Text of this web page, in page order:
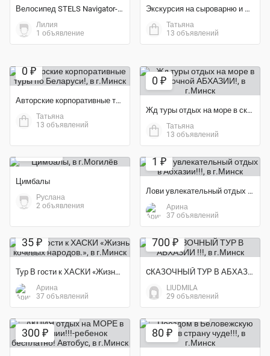
Велосипед STELS Navigator-460 MD 24 Красный
Лилия
1 объявление
Экскурсия на сыроварню и пивоварню + Гольшаны и Крево
Татьяна
13 объявлений
0 ₽
Авторские корпоративные туры по Беларуси!
Татьяна
13 объявлений
0 ₽
Жд туры отдых на море в сказочной АБХАЗИИ!
Татьяна
13 объявлений
Цимбалы
Руслана
2 объявления
1 ₽
Лови увлекательный отдых в Абхазии!!!
Арина
37 объявлений
35 ₽
Тур В гости к ХАСКИ «Жизнь кочевых народов.»
Арина
37 объявлений
700 ₽
CКАЗОЧНЫЙ ТУР В АБХАЗИИ !!!
LIUDMILA
29 объявлений
300 ₽ 80 ₽